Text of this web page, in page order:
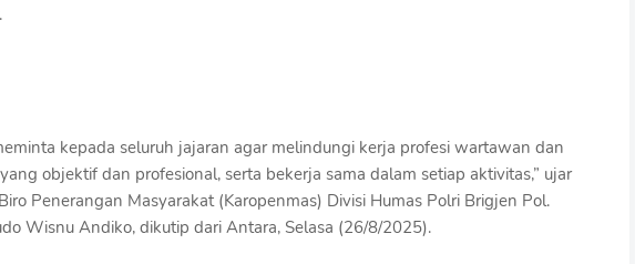
kepada seluruh jajaran agar melindungi kerja profesi wartawan dan
objektif dan profesional, serta bekerja sama dalam setiap aktivitas,” ujar
Penerangan Masyarakat (Karopenmas) Divisi Humas Polri Brigjen Pol.
Wisnu Andiko, dikutip dari Antara, Selasa (26/8/2025).